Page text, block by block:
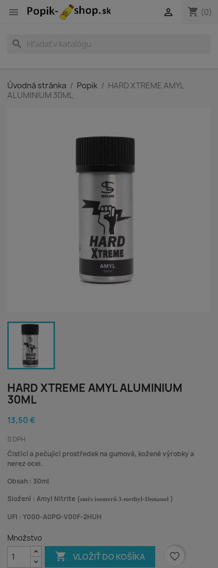
 shopping_cart (0)

search
Úvodná stránka Popik
HARD XTREME AMYL
ALUMINIUM 30ML
HARD XTREME AMYL ALUMINIUM
30ML
13,50 €
S DPH
Čistící a pečující prostředek na gumové, kožené výrobky a
nerez ocel.
Obsah : 30ml
Složení : Amyl Nitrite (směs isomerů 3-methyl-1butanol )
UFI : Y000-A0PG-V00F-2HUH
Množstvo
 VLOŽIŤ DO KOŠÍKA favorite_border